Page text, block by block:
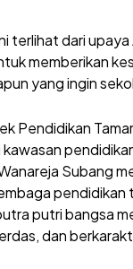
terlihat dari
memberikan
yang ingin
Pendidikan
Subang
pendidikan
putri bangsa
dan